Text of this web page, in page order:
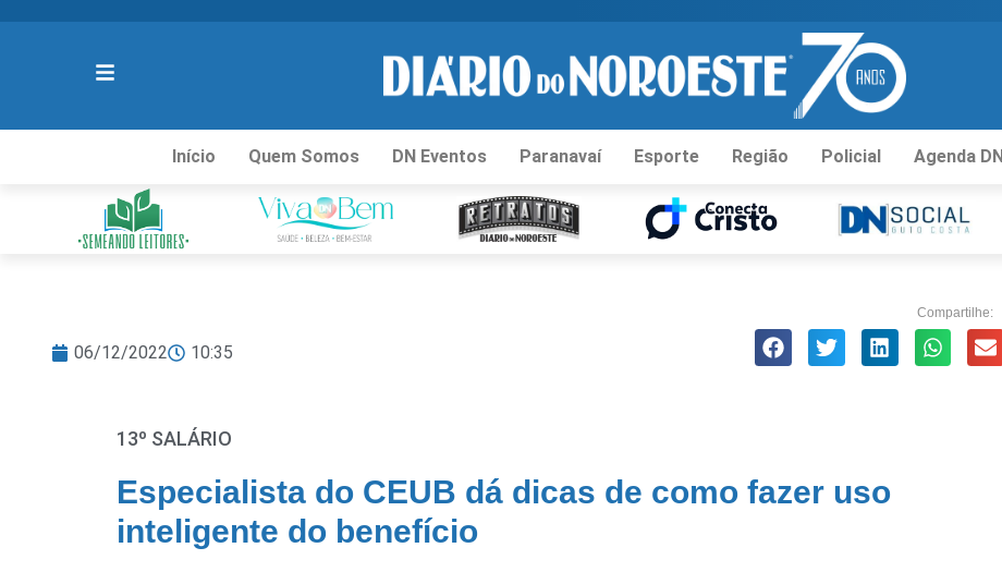
Início Quem Somos DN Eventos Paranavaí Esporte Região Policial Agenda DN
06/12/2022 10:35
Compartilhe:
13º SALÁRIO
Especialista do CEUB dá dicas de como fazer uso
inteligente do benefício